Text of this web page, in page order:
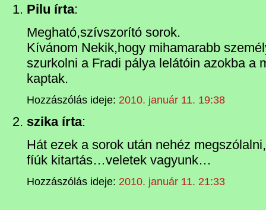
Pilu írta:
Megható,szívszorító sorok.
Kívánom Nekik,hogy mihamarabb
szurkolni a Fradi pálya lelátóin azokba a
kaptak.
Hozzászólás ideje: 2010. január 11. 19:38
szika írta:
Hát ezek a sorok után nehéz
fíúk kitartás…veletek vagyunk…
Hozzászólás ideje: 2010. január 11. 21:33